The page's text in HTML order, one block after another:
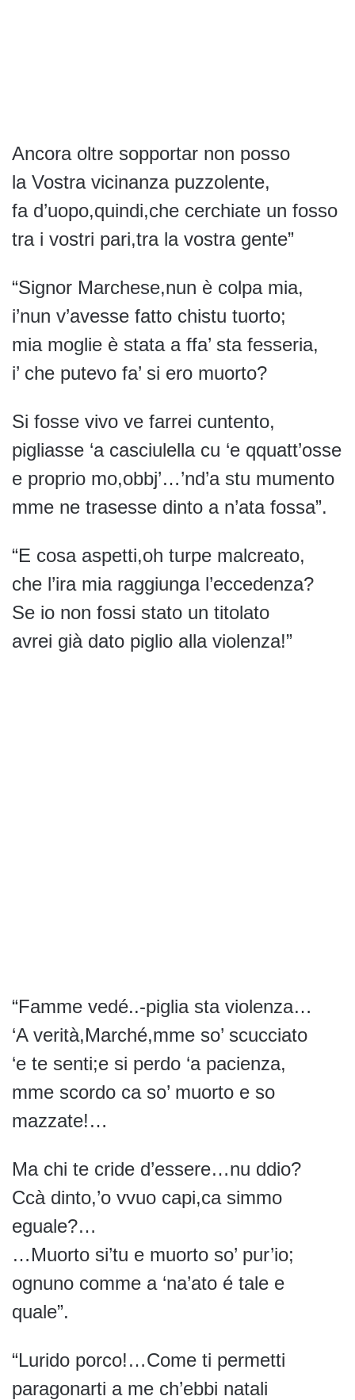
Ancora oltre sopportar non posso
la Vostra vicinanza puzzolente,
fa d’uopo,quindi,che cerchiate un fosso
tra i vostri pari,tra la vostra gente”
“Signor Marchese,nun è colpa mia,
i’nun v’avesse fatto chistu tuorto;
mia moglie è stata a ffa’ sta fesseria,
i’ che putevo fa’ si ero muorto?
Si fosse vivo ve farrei cuntento,
pigliasse ‘a casciulella cu ‘e qquatt’osse
e proprio mo,obbj’…’nd’a stu mumento
mme ne trasesse dinto a n’ata fossa”.
“E cosa aspetti,oh turpe malcreato,
che l’ira mia raggiunga l’eccedenza?
Se io non fossi stato un titolato
avrei già dato piglio alla violenza!”
“Famme vedé..-piglia sta violenza…
‘A verità,Marché,mme so’ scucciato
‘e te senti;e si perdo ‘a pacienza,
mme scordo ca so’ muorto e so
mazzate!…
Ma chi te cride d’essere…nu ddio?
Ccà dinto,’o vvuo capi,ca simmo
eguale?…
…Muorto si’tu e muorto so’ pur’io;
ognuno comme a ‘na’ato é tale e
quale”.
“Lurido porco!…Come ti permetti
paragonarti a me ch’ebbi natali